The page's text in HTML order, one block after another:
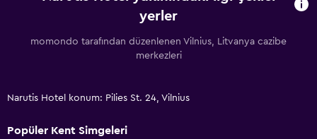
yerler
momondo tarafından düzenlenen Vilnius, Litvanya cazibe
merkezleri
Narutis Hotel konum: Pilies St. 24, Vilnius
Popüler Kent Simgeleri